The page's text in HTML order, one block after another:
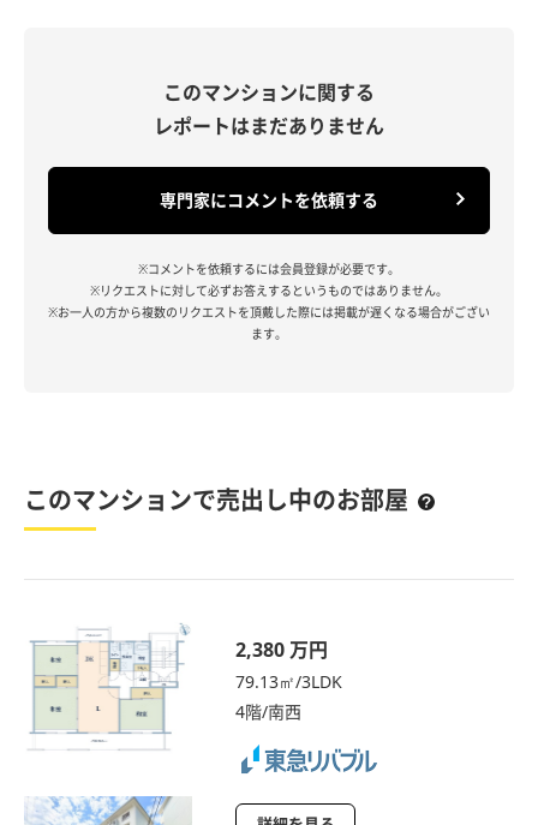
このマンションに関する
レポートはまだありません
専門家にコメントを依頼する
※コメントを依頼するには会員登録が必要です。
※リクエストに対して必ずお答えするというものではありません。
※お一人の方から複数のリクエストを頂戴した際には掲載が遅くなる場合がござい
ます。
このマンションで売出し中のお部屋
2,380 万円
79.13㎡/3LDK
4階/南西